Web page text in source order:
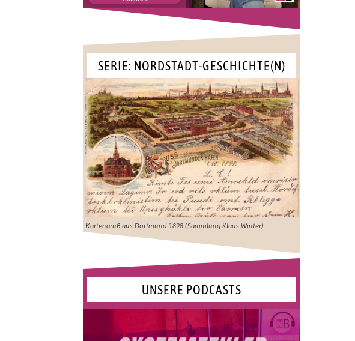
SERIE: NORDSTADT-GESCHICHTE(N)
Kartengruß aus Dortmund 1898 (Sammlung Klaus Winter)
UNSERE PODCASTS